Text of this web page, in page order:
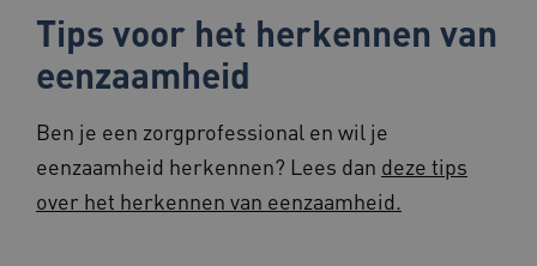
Tips voor het herkennen van
eenzaamheid
Ben je een zorgprofessional en wil je
eenzaamheid herkennen? Lees dan deze tips
over het herkennen van eenzaamheid.
ga_session_duration www.beteroud.nl